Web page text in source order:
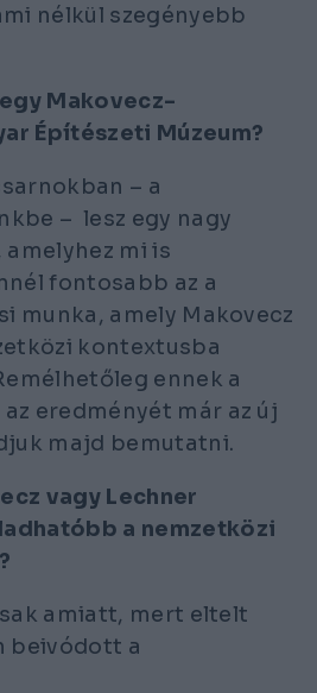
nélkül szegényebb
Makovecz-
Építészeti Múzeum?
– a
– lesz egy nagy
mi is
fontosabb az a
munka, amely Makovecz
kontextusba
ennek a
eredményét már az új
majd bemutatni.
vagy Lechner
a nemzetközi
amiatt, mert eltelt
beivódott a